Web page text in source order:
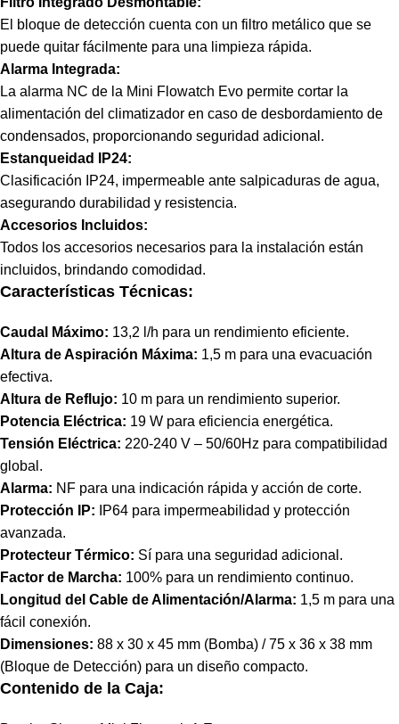
El bloque de detección cuenta con un filtro metálico que se
puede quitar fácilmente para una limpieza rápida.
Alarma Integrada:
La alarma NC de la Mini Flowatch Evo permite cortar la
alimentación del climatizador en caso de desbordamiento de
condensados, proporcionando seguridad adicional.
Estanqueidad IP24:
Clasificación IP24, impermeable ante salpicaduras de agua,
asegurando durabilidad y resistencia.
Accesorios Incluidos:
Todos los accesorios necesarios para la instalación están
incluidos, brindando comodidad.
Características Técnicas:
Caudal Máximo: 13,2 l/h para un rendimiento eficiente.
Altura de Aspiración Máxima: 1,5 m para una evacuación
efectiva.
Altura de Reflujo: 10 m para un rendimiento superior.
Potencia Eléctrica: 19 W para eficiencia energética.
Tensión Eléctrica: 220-240 V – 50/60Hz para compatibilidad
global.
Alarma: NF para una indicación rápida y acción de corte.
Protección IP: IP64 para impermeabilidad y protección
avanzada.
Protecteur Térmico: Sí para una seguridad adicional.
Factor de Marcha: 100% para un rendimiento continuo.
Longitud del Cable de Alimentación/Alarma: 1,5 m para una
fácil conexión.
Dimensiones: 88 x 30 x 45 mm (Bomba) / 75 x 36 x 38 mm
(Bloque de Detección) para un diseño compacto.
Contenido de la Caja: